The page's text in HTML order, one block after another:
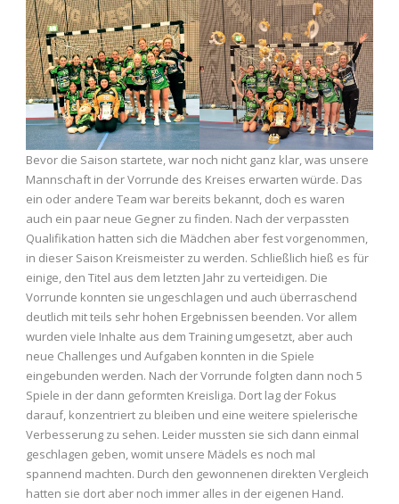
Bevor die Saison startete, war noch nicht ganz klar, was unsere
Mannschaft in der Vorrunde des Kreises erwarten würde. Das
ein oder andere Team war bereits bekannt, doch es waren
auch ein paar neue Gegner zu finden. Nach der verpassten
Qualifikation hatten sich die Mädchen aber fest vorgenommen,
in dieser Saison Kreismeister zu werden. Schließlich hieß es für
einige, den Titel aus dem letzten Jahr zu verteidigen. Die
Vorrunde konnten sie ungeschlagen und auch überraschend
deutlich mit teils sehr hohen Ergebnissen beenden. Vor allem
wurden viele Inhalte aus dem Training umgesetzt, aber auch
neue Challenges und Aufgaben konnten in die Spiele
eingebunden werden. Nach der Vorrunde folgten dann noch 5
Spiele in der dann geformten Kreisliga. Dort lag der Fokus
darauf, konzentriert zu bleiben und eine weitere spielerische
Verbesserung zu sehen. Leider mussten sie sich dann einmal
geschlagen geben, womit unsere Mädels es noch mal
spannend machten. Durch den gewonnenen direkten Vergleich
hatten sie dort aber noch immer alles in der eigenen Hand.